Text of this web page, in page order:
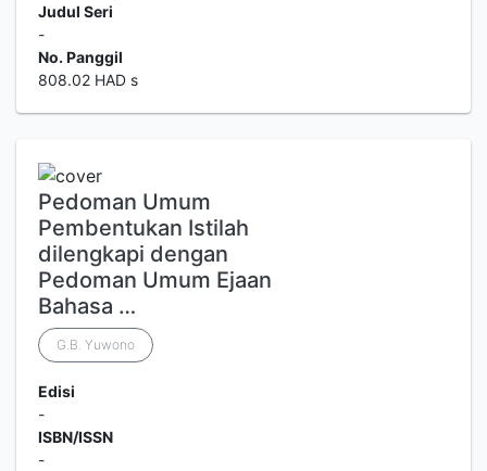
Judul Seri
-
No. Panggil
808.02 HAD s
Pedoman Umum
Pembentukan Istilah
dilengkapi dengan
Pedoman Umum Ejaan
Bahasa …
G.B. Yuwono
Edisi
-
ISBN/ISSN
-